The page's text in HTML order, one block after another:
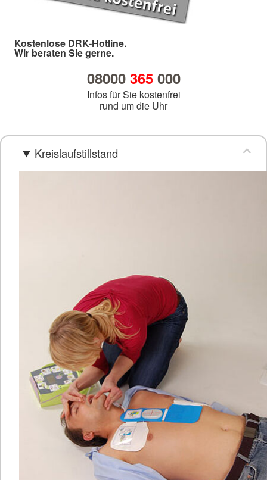
Kostenlose DRK-Hotline.
Wir beraten Sie gerne.
08000 365000
Infos für Sie kostenfrei
rund um die Uhr
Kreislaufstillstand